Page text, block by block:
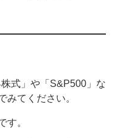
式」や「S&P500」な
みてください。
す。